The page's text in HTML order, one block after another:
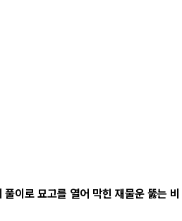
풀이로 묘고를 열어 막힌 재물운 뚫는 비